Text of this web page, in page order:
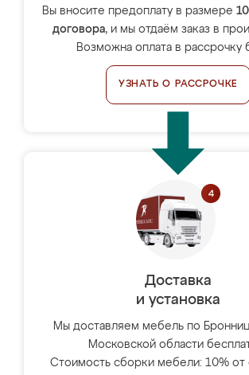
Вы вносите предоплату в размере
договора, и мы отдаём заказ в
Возможна оплата в рассрочку
УЗНАТЬ О РАССРОЧКЕ
Доставка
и установка
Мы доставляем мебель по
Московской области
Стоимость сборки мебели: 10% от